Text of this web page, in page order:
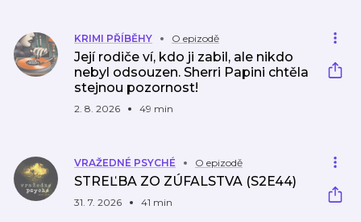
KRIMI PŘÍBĚHY O epizodě
Její rodiče ví, kdo ji zabil, ale nikdo
nebyl odsouzen. Sherri Papini chtěla
stejnou pozornost!
2. 8. 2026 49 min
VRAŽEDNÉ PSYCHÉ O epizodě
STREĽBA ZO ZÚFALSTVA (S2E44)
31. 7. 2026 41 min